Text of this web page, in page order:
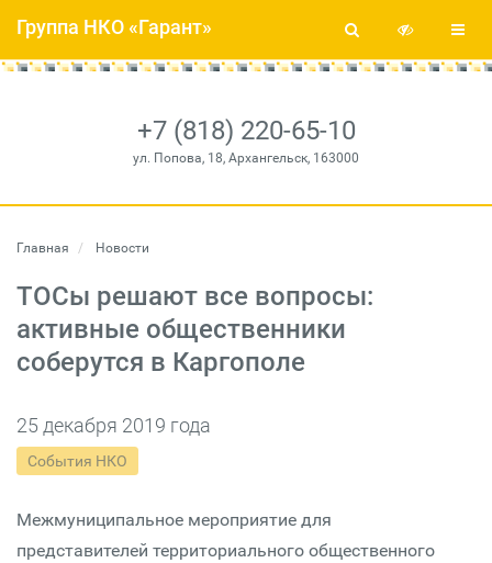
+7 (818) 220-65-10
ул. Попова, 18, Архангельск, 163000
Группа НКО «Гарант»
Главная Новости
ТОСы решают все вопросы:
активные общественники
соберутся в Каргополе
25 декабря 2019 года
События НКО
Межмуниципальное мероприятие для
представителей территориального общественного